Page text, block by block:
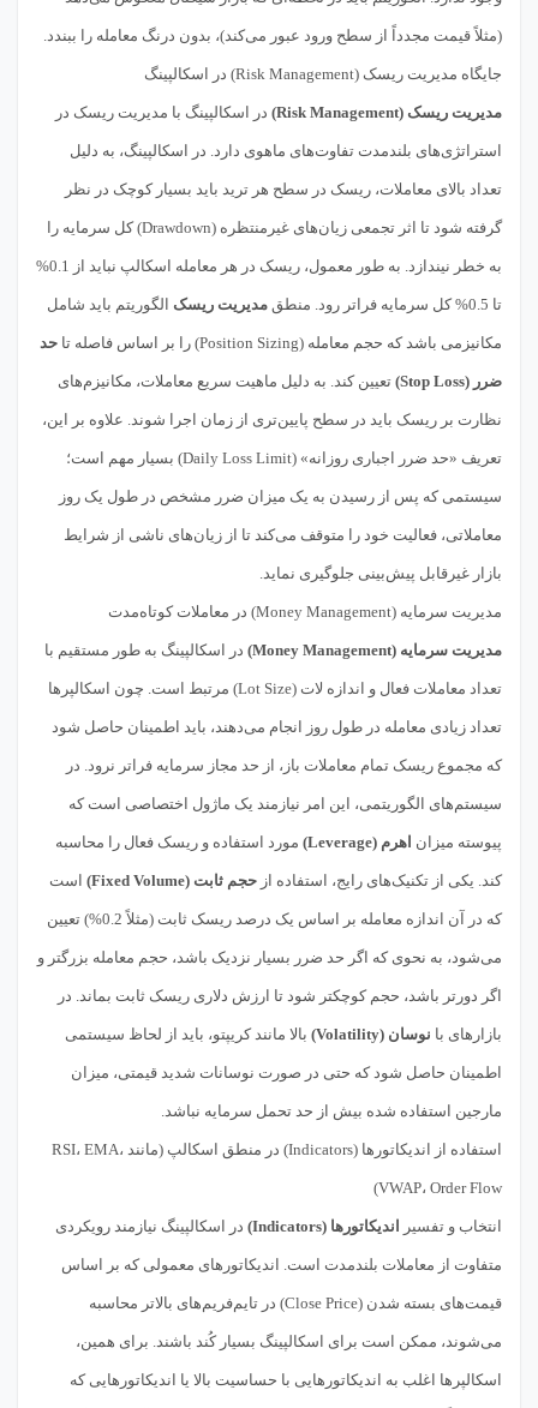
(مثلاً قیمت مجدداً از سطح ورود عبور می‌کند)، بدون درنگ معامله را ببندد.
جایگاه مدیریت ریسک (Risk Management) در اسکالپینگ
مدیریت ریسک (Risk Management) در اسکالپینگ با مدیریت ریسک در
استراتژی‌های بلندمدت تفاوت‌های ماهوی دارد. در اسکالپینگ، به دلیل
تعداد بالای معاملات، ریسک در سطح هر ترید باید بسیار کوچک در نظر
گرفته شود تا اثر تجمعی زیان‌های غیرمنتظره (Drawdown) کل سرمایه را
به خطر نیندازد. به طور معمول، ریسک در هر معامله اسکالپ نباید از 0.1%
تا 0.5% کل سرمایه فراتر رود. منطق مدیریت ریسک الگوریتم باید شامل
مکانیزمی باشد که حجم معامله (Position Sizing) را بر اساس فاصله تا حد
ضرر (Stop Loss) تعیین کند. به دلیل ماهیت سریع معاملات، مکانیزم‌های
نظارت بر ریسک باید در سطح پایین‌تری از زمان اجرا شوند. علاوه بر این،
تعریف «حد ضرر اجباری روزانه» (Daily Loss Limit) بسیار مهم است؛
سیستمی که پس از رسیدن به یک میزان ضرر مشخص در طول یک روز
معاملاتی، فعالیت خود را متوقف می‌کند تا از زیان‌های ناشی از شرایط
بازار غیرقابل پیش‌بینی جلوگیری نماید.
مدیریت سرمایه (Money Management) در معاملات کوتاه‌مدت
مدیریت سرمایه (Money Management) در اسکالپینگ به طور مستقیم با
تعداد معاملات فعال و اندازه لات (Lot Size) مرتبط است. چون اسکالپرها
تعداد زیادی معامله در طول روز انجام می‌دهند، باید اطمینان حاصل شود
که مجموع ریسک تمام معاملات باز، از حد مجاز سرمایه فراتر نرود. در
سیستم‌های الگوریتمی، این امر نیازمند یک ماژول اختصاصی است که
پیوسته میزان اهرم (Leverage) مورد استفاده و ریسک فعال را محاسبه
کند. یکی از تکنیک‌های رایج، استفاده از حجم ثابت (Fixed Volume) است
که در آن اندازه معامله بر اساس یک درصد ریسک ثابت (مثلاً 0.2%) تعیین
می‌شود، به نحوی که اگر حد ضرر بسیار نزدیک باشد، حجم معامله بزرگتر و
اگر دورتر باشد، حجم کوچکتر شود تا ارزش دلاری ریسک ثابت بماند. در
بازار‌های با نوسان (Volatility) بالا مانند کریپتو، باید از لحاظ سیستمی
اطمینان حاصل شود که حتی در صورت نوسانات شدید قیمتی، میزان
مارجین استفاده شده بیش از حد تحمل سرمایه نباشد.
استفاده از اندیکاتورها (Indicators) در منطق اسکالپ (مانند RSI، EMA،
VWAP، Order Flow)
انتخاب و تفسیر اندیکاتورها (Indicators) در اسکالپینگ نیازمند رویکردی
متفاوت از معاملات بلندمدت است. اندیکاتورهای معمولی که بر اساس
قیمت‌های بسته شدن (Close Price) در تایم‌فریم‌های بالاتر محاسبه
می‌شوند، ممکن است برای اسکالپینگ بسیار کُند باشند. برای همین،
اسکالپرها اغلب به اندیکاتورهایی با حساسیت بالا یا اندیکاتورهایی که